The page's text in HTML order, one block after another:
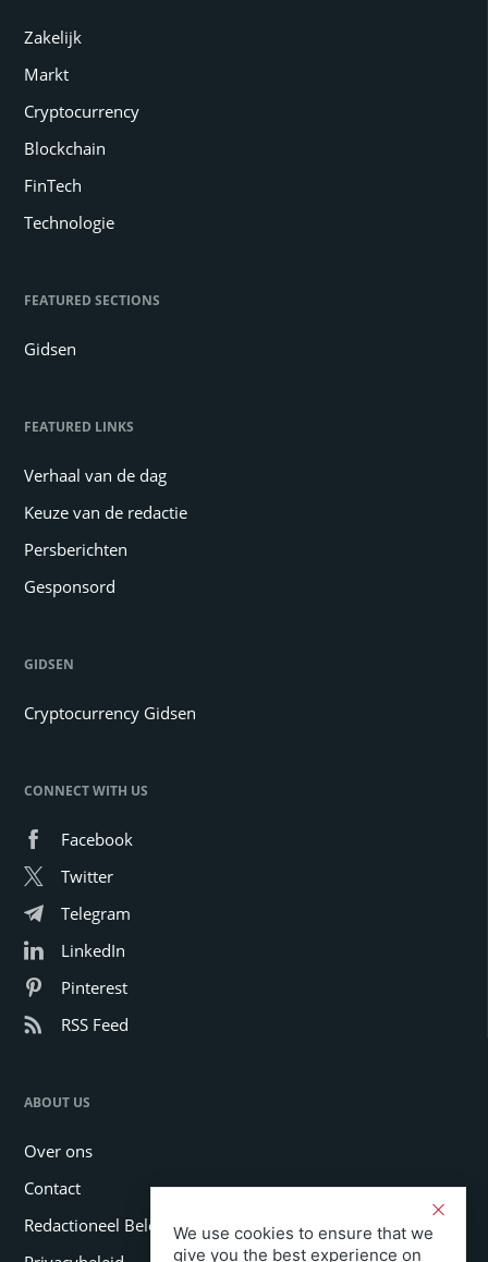
Zakelijk
Markt
Cryptocurrency
Blockchain
FinTech
Technologie
FEATURED SECTIONS
Gidsen
FEATURED LINKS
Verhaal van de dag
Keuze van de redactie
Persberichten
Gesponsord
GIDSEN
Cryptocurrency Gidsen
CONNECT WITH US
Facebook
Twitter
Telegram
LinkedIn
Pinterest
RSS Feed
ABOUT US
Over ons
Contact
Redactioneel Beleid
We use cookies to ensure that we
give you the best experience on